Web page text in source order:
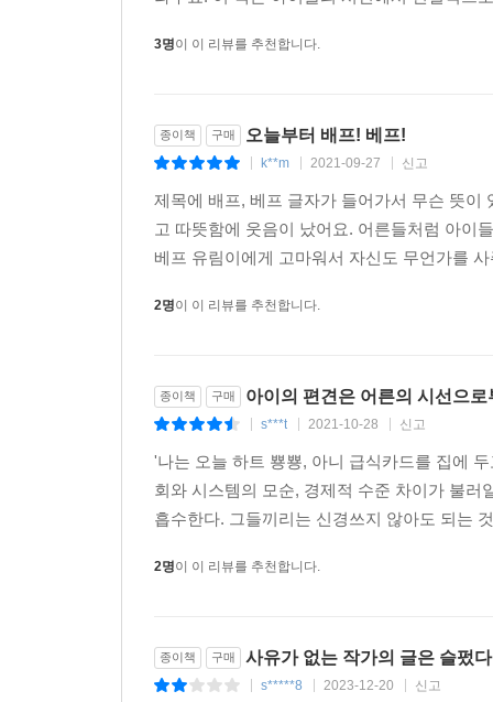
3명이 이 리뷰를 추천합니다.
종이책 구매 오늘부터 배프! 베프!
k**m 2021-09-27 신고
제목에 배프, 베프 글자가 들어가서 무슨 뜻이
고 따뜻함에 웃음이 났어요. 어른들처럼 아이
베프 유림이에게 고마워서 자신도 무언가를
2명이 이 리뷰를 추천합니다.
종이책 구매 아이의 편견은 어른의 시선으로
s***t 2021-10-28 신고
'나는 오늘 하트 뿅뿅, 아니 급식카드를 집에
회와 시스템의 모순, 경제적 수준 차이가 불
흡수한다. 그들끼리는 신경쓰지 않아도 되는
2명이 이 리뷰를 추천합니다.
종이책 구매 사유가 없는 작가의 글은 슬펐다
s*****8 2023-12-20 신고